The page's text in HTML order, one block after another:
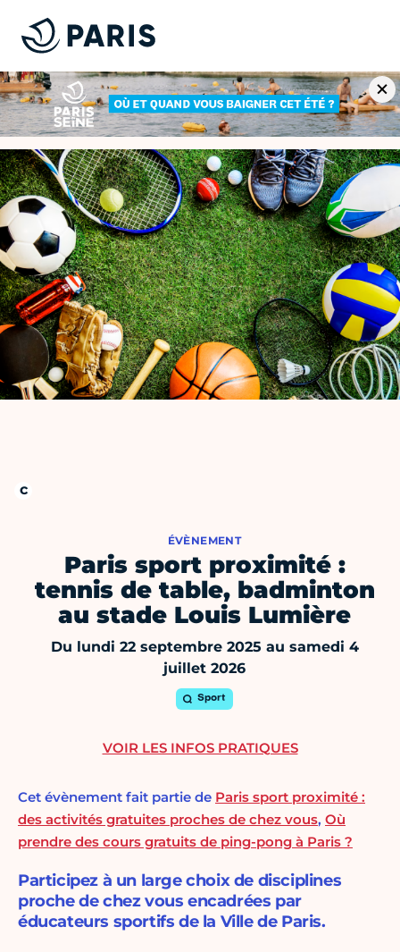
ÉVÈNEMENT
Paris sport proximité :
tennis de table, badminton
au stade Louis Lumière
Du lundi 22 septembre 2025 au samedi 4
juillet 2026
Sport
Cet évènement fait partie de Paris sport proximité :
des activités gratuites proches de chez vous, Où
prendre des cours gratuits de ping-pong à Paris ?
Participez à un large choix de disciplines
proche de chez vous encadrées par
éducateurs sportifs de la Ville de Paris.
VOIR LES INFOS PRATIQUES